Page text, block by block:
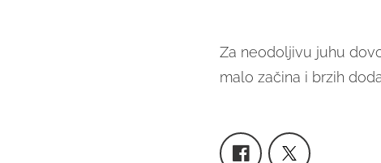
Za neodoljivu juhu
malo začina i brzih